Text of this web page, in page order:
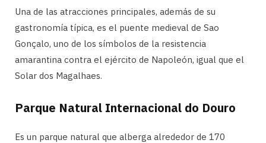
Una de las atracciones principales, además de su
gastronomía típica, es el puente medieval de Sao
Gonçalo, uno de los símbolos de la resistencia
amarantina contra el ejército de Napoleón, igual que el
Solar dos Magalhaes.
Parque Natural Internacional do Douro
Es un parque natural que alberga alrededor de 170